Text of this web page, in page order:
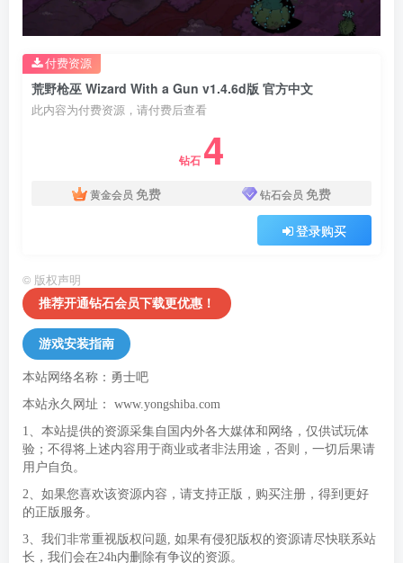
荒野枪巫 Wizard With a Gun v1.4.6d版 官方中文
此内容为付费资源，请付费后查看
钻石 4
黄金会员 免费 钻石会员 免费
登录购买
付费资源
© 版权声明
推荐开通钻石会员下载更优惠！
游戏安装指南
本站网络名称：勇士吧
本站永久网址： www.yongshiba.com
1、本站提供的资源采集自国内外各大媒体和网络，仅供试玩体
验；不得将上述内容用于商业或者非法用途，否则，一切后果请
用户自负。
2、如果您喜欢该资源内容，请支持正版，购买注册，得到更好
的正版服务。
3、我们非常重视版权问题, 如果有侵犯版权的资源请尽快联系站
长，我们会在24h内删除有争议的资源。